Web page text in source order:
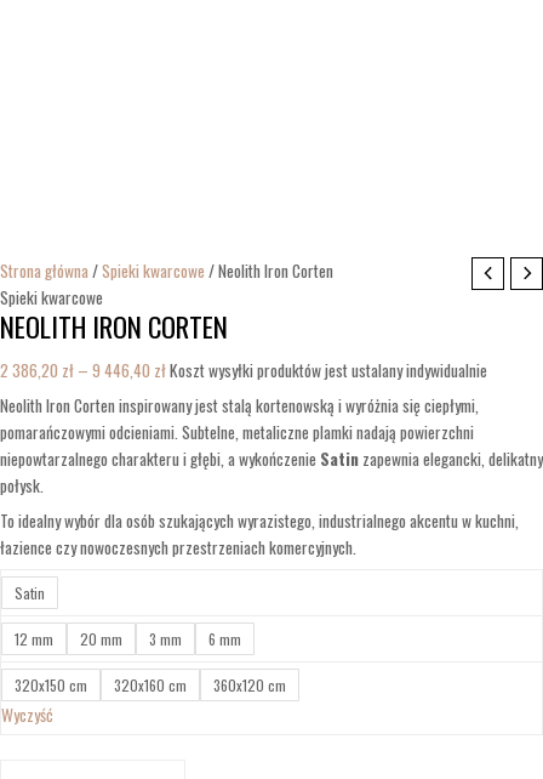
Strona główna/Spieki kwarcowe / Neolith Iron Corten
Spieki kwarcowe
NEOLITH IRON CORTEN
2 386,20 zł – 9 446,40 złKoszt wysyłki produktów jest ustalany indywidualnie
Neolith Iron Corten inspirowany jest stalą kortenowską i wyróżnia się ciepłymi,
pomarańczowymi odcieniami. Subtelne, metaliczne plamki nadają powierzchni
niepowtarzalnego charakteru i głębi, a wykończenie Satin zapewnia elegancki, delikatny
połysk.
To idealny wybór dla osób szukających wyrazistego, industrialnego akcentu w kuchni,
łazience czy nowoczesnych przestrzeniach komercyjnych.
Satin
12 mm 20 mm 3 mm 6 mm
320x150 cm 320x160 cm 360x120 cm
Wyczyść